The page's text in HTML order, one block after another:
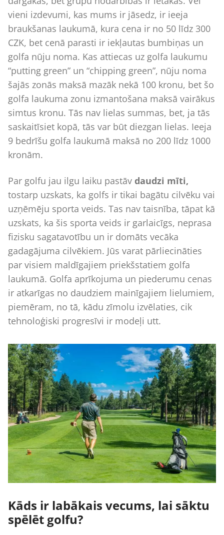
vieni izdevumi, kas mums ir jāsedz, ir ieeja
braukšanas laukumā, kura cena ir no 50 līdz 300
CZK, bet cenā parasti ir iekļautas bumbiņas un
golfa nūju noma. Kas attiecas uz golfa laukumu
“putting green” un “chipping green”, nūju noma
šajās zonās maksā mazāk nekā 100 kronu, bet šo
golfa laukuma zonu izmantošana maksā vairākus
simtus kronu. Tās nav lielas summas, bet, ja tās
saskaitīsiet kopā, tās var būt diezgan lielas. Ieeja
9 bedrīšu golfa laukumā maksā no 200 līdz 1000
kronām.
Par golfu jau ilgu laiku pastāv daudzi mīti,
tostarp uzskats, ka golfs ir tikai bagātu cilvēku vai
uzņēmēju sporta veids. Tas nav taisnība, tāpat kā
uzskats, ka šis sporta veids ir garlaicīgs, neprasa
fizisku sagatavotību un ir domāts vecāka
gadagājuma cilvēkiem. Jūs varat pārliecināties
par visiem maldīgajiem priekšstatiem golfa
laukumā. Golfa aprīkojuma un piederumu cenas
ir atkarīgas no daudziem mainīgajiem lielumiem,
piemēram, no tā, kādu zīmolu izvēlaties, cik
tehnoloģiski progresīvi ir modeļi utt.
Kāds ir labākais vecums, lai sāktu
spēlēt golfu?